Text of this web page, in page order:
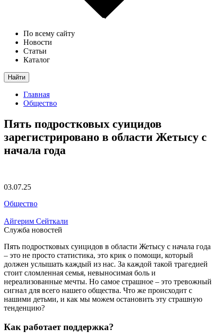
По всему сайту
Новости
Статьи
Каталог
Найти
Главная
Общество
Пять подростковых суицидов
зарегистрировано в области Жетысу с
начала года
03.07.25
Общество
Айгерим Сейткали
Служба новостей
Пять подростковых суицидов в области Жетысу с начала года
– это не просто статистика, это крик о помощи, который
должен услышать каждый из нас. За каждой такой трагедией
стоит сломленная семья, невыносимая боль и
нереализованные мечты. Но самое страшное – это тревожный
сигнал для всего нашего общества. Что же происходит с
нашими детьми, и как мы можем остановить эту страшную
тенденцию?
Как работает поддержка?